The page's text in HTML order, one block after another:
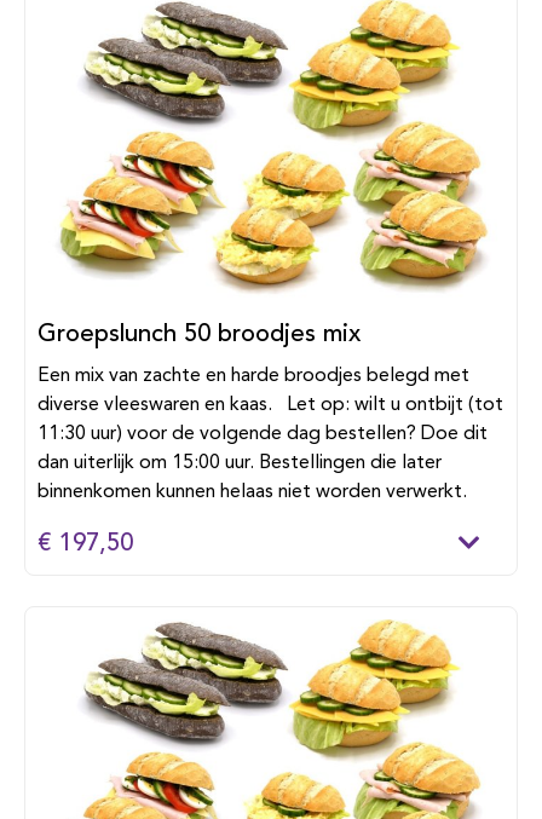
Groepslunch 50 broodjes mix
Een mix van zachte en harde broodjes belegd met
diverse vleeswaren en kaas. Let op: wilt u ontbijt (tot
11:30 uur) voor de volgende dag bestellen? Doe dit
dan uiterlijk om 15:00 uur. Bestellingen die later
binnenkomen kunnen helaas niet worden verwerkt.
€ 197,50